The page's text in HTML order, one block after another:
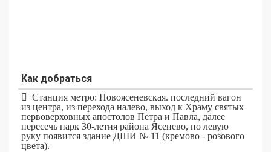
Как добраться
Станция метро: Новоясеневская. последний вагон
из центра, из перехода налево, выход к Храму святых
первоверховных апостолов Петра и Павла, далее
пересечь парк 30-летия района Ясенево, по левую
руку появится здание ДШИ № 11 (кремово - розового
цвета).